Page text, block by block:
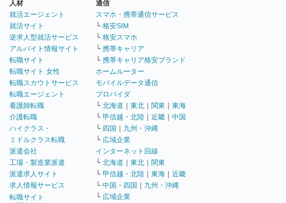
人材
就活エージェント
就活サイト
逆求人型就活サービス
アルバイト情報サイト
転職サイト
転職サイト 女性
転職スカウトサービス
転職エージェント
看護師転職
介護転職
ハイクラス・
ミドルクラス転職
派遣会社
工場・製造業派遣
派遣求人サイト
求人情報サービス
転職サイト
通信
スマホ・携帯通信サービス
└ 格安SIM
└ 格安スマホ
└ 携帯キャリア
└ 携帯キャリア格安ブランド
ホームルーター
モバイルデータ通信
プロバイダ
└ 北海道 ｜ 東北 ｜ 関東 ｜ 東海
└ 甲信越・北陸 ｜ 近畿 ｜ 中国
└ 四国 ｜ 九州・沖縄
└ 広域企業
インターネット回線
└ 北海道 ｜ 東北 ｜ 関東
└ 甲信越・北陸 ｜ 東海 ｜ 近畿
└ 中国・四国 ｜ 九州・沖縄
└ 広域企業